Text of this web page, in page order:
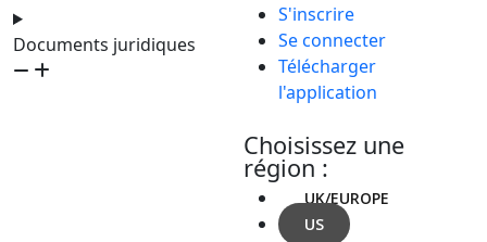
Documents juridiques
S'inscrire
Se connecter
Télécharger
l'application
Choisissez une
région :
UK/EUROPE
US